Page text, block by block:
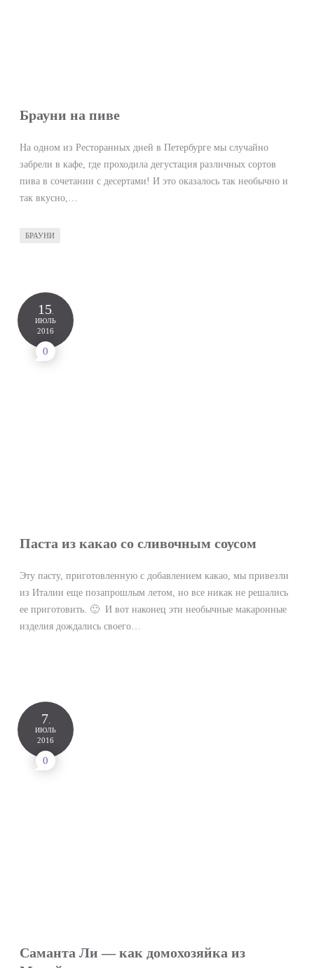
Брауни на пиве
На одном из Ресторанных дней в Петербурге мы случайно
забрели в кафе, где проходила дегустация различных сортов
пива в сочетании с десертами! И это оказалось так необычно и
так вкусно,…
БРАУНИ
15.
ИЮЛЬ
2016
0
Паста из какао со сливочным соусом
Эту пасту, приготовленную с добавлением какао, мы привезли
из Италии еще позапрошлым летом, но все никак не решались
ее приготовить. 🙂 И вот наконец эти необычные макаронные
изделия дождались своего…
7.
ИЮЛЬ
2016
0
Саманта Ли — как домохозяйка из